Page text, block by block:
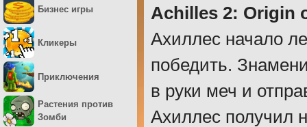
Achilles 2: Origin
Ахиллес начало
победить.
в руки меч и
Ахиллес получил
Бизнес игры
Кликеры
Приключения
Растения против
Зомби